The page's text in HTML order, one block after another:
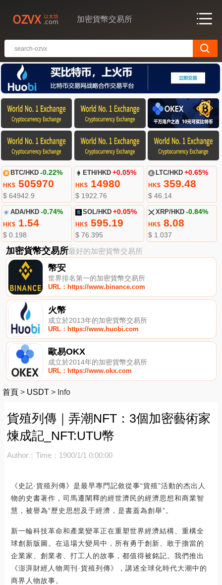
加密貨幣交易所
BTC/HKD -0.22%
HK$505970
$ 64942.9
ETH/HKD +0.05%
HK$ 14980
$ 1922.76
LTC/HKD +0.65%
HK$359.48
$ 46.14
ADA/HKD -0.74%
HK$1.54
$ 0.198
SOL/HKD +0.05%
HK$ 595.19
$ 76.395
XRP/HKD -0.84%
HK$8.08
$ 1.037
加密貨幣交易所最好的加密貨幣交易所
幣安
世界排名第一的加密貨幣交易所
URL：https://www.binance.com
火幣
成立於2013年的加密貨幣交易所
URL：https://www.huobi.com
歐易OKX
成立於2014年的加密貨幣交易所
URL：https://www.okx.com
首頁 > USDT > Info
貨殖列傳｜弄潮NFT：3個加密藝術家
煉成記_NFT:UTU幣
Author： Time：1900/1/1 0:00:00
《史記·貨殖列傳》是最早專門記敘從事“貨殖”活動的杰出人
物的史書著作，司馬遷闡釋的經世濟民的經濟思想和商業智
慧，被譽為“歷史思想及于經濟，是書蓋為創舉”。
新一輪科技革命和產業變革正在重塑世界經濟結構、重構全
球創新版圖。在這場大變局中，所有勇于創新、敢于擔當的
企業家、創業者、打工人的故事，都值得被銘記。我們推出
《澎湃財經人物周刊·貨殖列傳》，講述全球化時代大潮中的
商界人物故事。